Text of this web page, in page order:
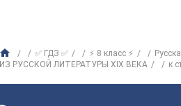
✅ ГДЗ ✅ ⚡ 8 класс ⚡
ИЗ РУССКОЙ ЛИТЕРАТУРЫ ХIХ ВЕКА
к